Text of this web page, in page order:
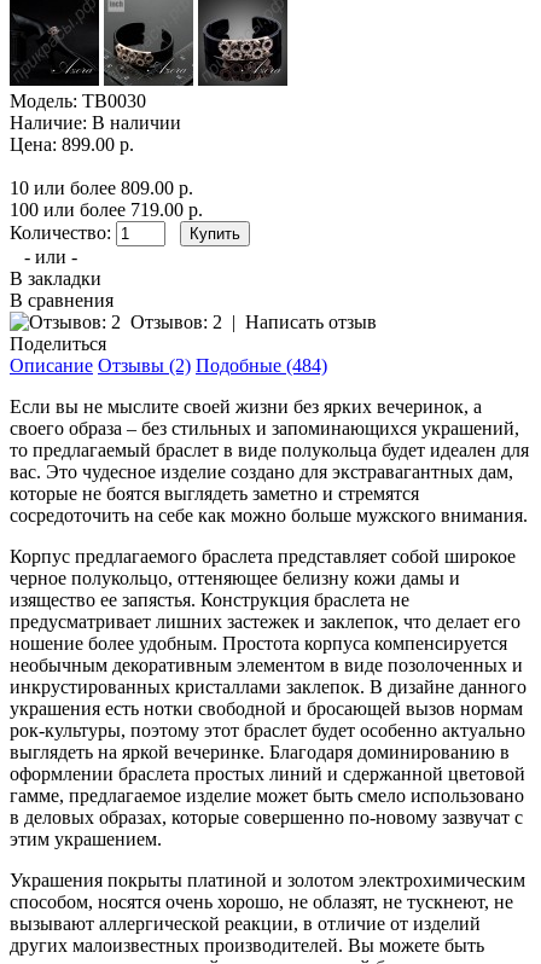
Модель: TB0030
Наличие: В наличии
Цена: 899.00 р.
10 или более 809.00 р.
100 или более 719.00 р.
Количество:
- или -
В закладки
В сравнения
Отзывов: 2 | Написать отзыв
Поделиться
Описание Отзывы (2) Подобные (484)
Если вы не мыслите своей жизни без ярких вечеринок, а
своего образа – без стильных и запоминающихся украшений,
то предлагаемый браслет в виде полукольца будет идеален для
вас. Это чудесное изделие создано для экстравагантных дам,
которые не боятся выглядеть заметно и стремятся
сосредоточить на себе как можно больше мужского внимания.
Корпус предлагаемого браслета представляет собой широкое
черное полукольцо, оттеняющее белизну кожи дамы и
изящество ее запястья. Конструкция браслета не
предусматривает лишних застежек и заклепок, что делает его
ношение более удобным. Простота корпуса компенсируется
необычным декоративным элементом в виде позолоченных и
инкрустированных кристаллами заклепок. В дизайне данного
украшения есть нотки свободной и бросающей вызов нормам
рок-культуры, поэтому этот браслет будет особенно актуально
выглядеть на яркой вечеринке. Благодаря доминированию в
оформлении браслета простых линий и сдержанной цветовой
гамме, предлагаемое изделие может быть смело использовано
в деловых образах, которые совершенно по-новому зазвучат с
этим украшением.
Украшения покрыты платиной и золотом электрохимическим
способом, носятся очень хорошо, не облазят, не тускнеют, не
вызывают аллергической реакции, в отличие от изделий
других малоизвестных производителей. Вы можете быть